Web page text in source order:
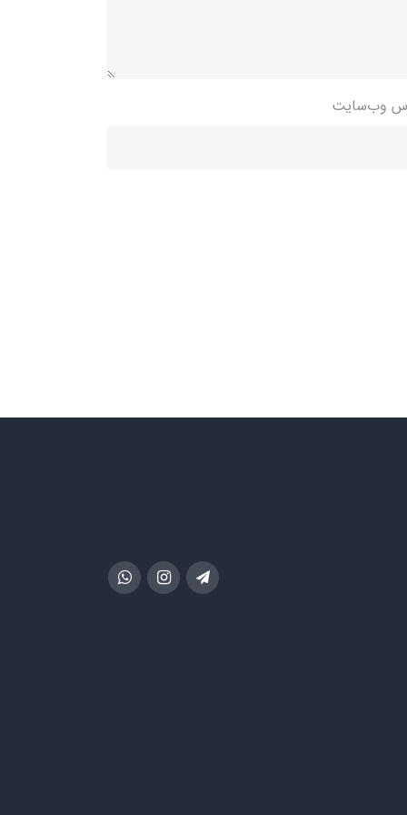
وب‌سایت